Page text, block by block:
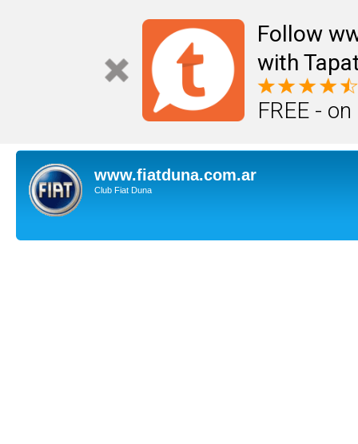
Follow
with
FREE -
www.fiatduna.com.ar
Club Fiat Duna